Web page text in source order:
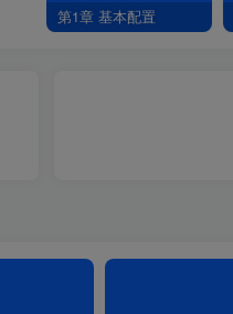
第1章 基本配置